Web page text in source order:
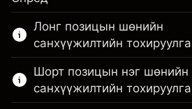
Энэ санхүүгийн зах зээл
арилжаанд зориулагдсан.
Дэлгэрэнгүй мэдээллийг:
CFD-үүд
Лонг позицын шөнийн
санхүүжилтийн тохируулга
Шорт позицын нэг шөнийн
санхүүжилтийн тохируулга